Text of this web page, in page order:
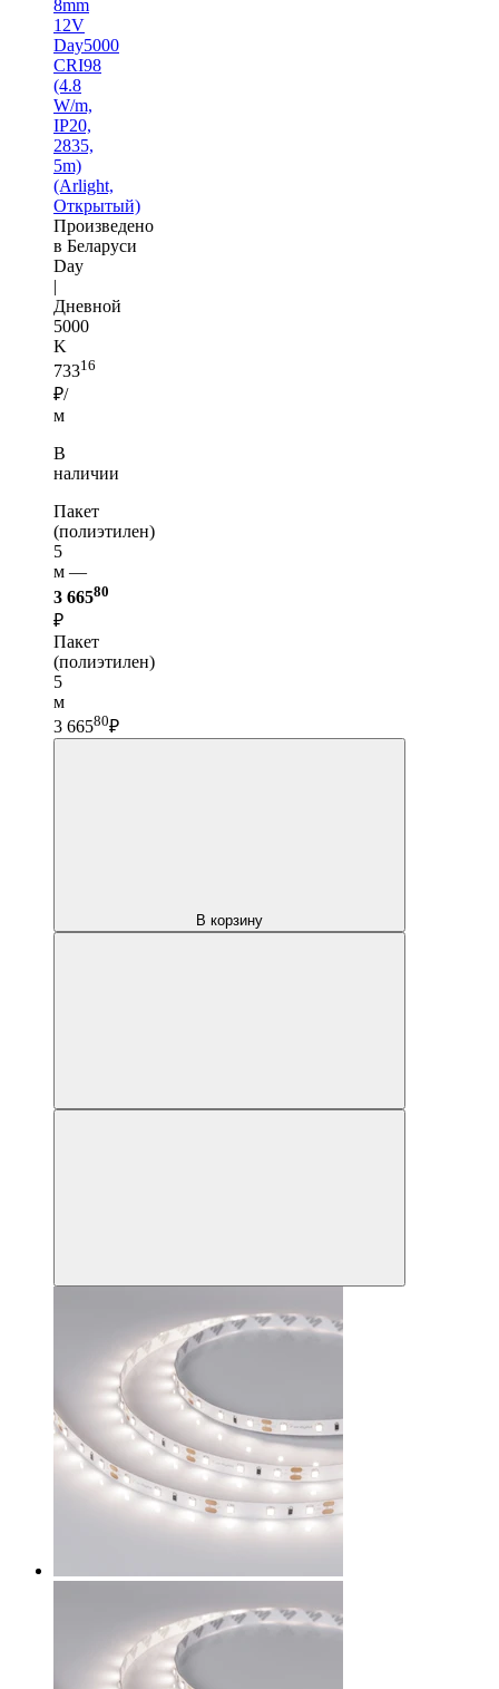
8mm
12V
Day5000
CRI98
(4.8
W/m,
IP20,
2835,
5m)
(Arlight,
Открытый)
Произведено
в Беларуси
Day
|
Дневной
5000
K
73316
₽/
м
В
наличии
Пакет
(полиэтилен)
5
м —
3 66580
₽
Пакет
(полиэтилен)
5
м
3 66580₽
В корзину